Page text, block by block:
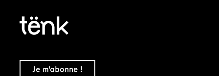
Je m'abonne !